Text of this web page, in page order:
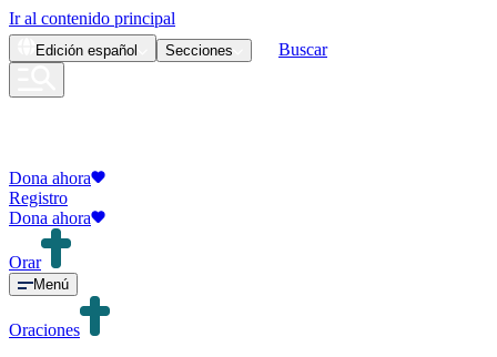
Ir al contenido principal
Edición español Secciones Buscar
Dona ahora
Registro
Dona ahora
Orar
Menú
Oraciones